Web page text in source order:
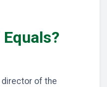
director of the